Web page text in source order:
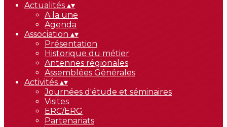
Actualités ▴▾
A la une
Agenda
Association ▴▾
Présentation
Historique du métier
Antennes régionales
Assemblées Générales
Activités ▴▾
Journées d'étude et séminaires
Visites
ERC/ERG
Partenariats